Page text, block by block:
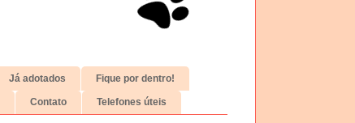
Já adotados Fique por dentro!
Contato Telefones úteis